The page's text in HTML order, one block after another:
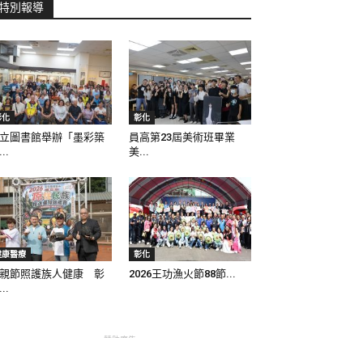
別報導
圖書館舉辦「墨彩築
彰化
員高第23屆美術班畢業
美...
醫療
節照護族人健康 彰
彰化
2026王功漁火節88節...